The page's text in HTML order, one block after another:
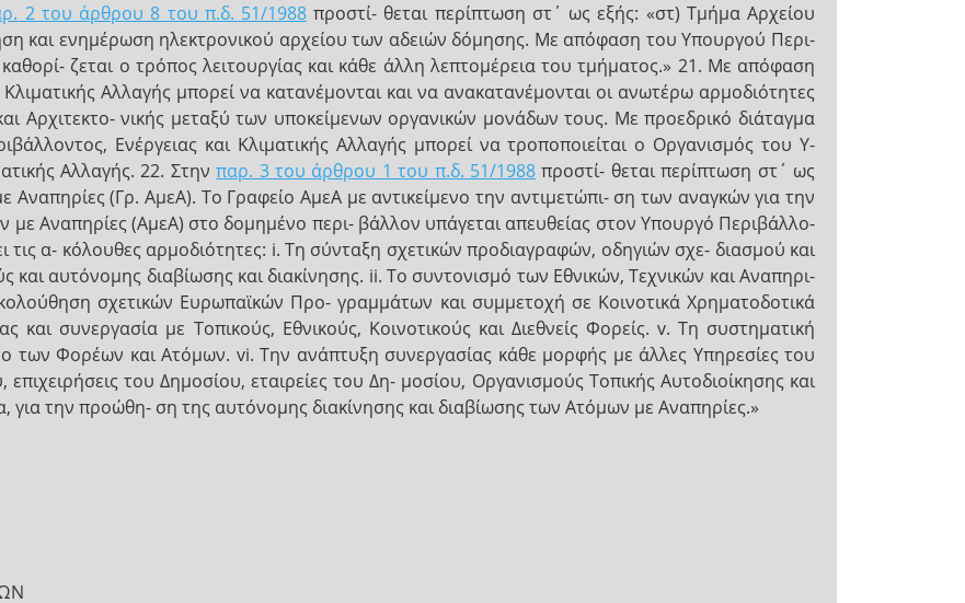
2 του άρθρου 8 του π.δ. 51/1988προστί- θεται περίπτωση στ΄ ως εξής: «στ) Τμήμα Αρχείου
και ενημέρωση ηλεκτρονικού αρχείου των αδειών δόμησης. Με απόφαση του Υπουργού Περι-
ζεται ο τρόπος λειτουργίας και κάθε άλλη λεπτομέρεια του τμήματος.» 21. Με απόφαση
Αλλαγής μπορεί να κατανέμονται και να ανακατανέμονται οι ανωτέρω αρμοδιότητες
Αρχιτεκτο- νικής μεταξύ των υποκείμενων οργανικών μονάδων τους. Με προεδρικό διάταγμα
Ενέργειας και Κλιματικής Αλλαγής μπορεί να τροποποιείται ο Οργανισμός του Υ-
Αλλαγής. 22. Στηνπαρ. 3 του άρθρου 1 του π.δ. 51/1988 προστί- θεται περίπτωση στ΄ ως
(Γρ. ΑμεΑ). Το Γραφείο ΑμεΑ με αντικείμενο την αντιμετώπι- ση των αναγκών για την
με Αναπηρίες (ΑμεΑ) στο δομημένο περι- βάλλον υπάγεται απευθείας στον Υπουργό Περιβάλλο-
τις α- κόλουθες αρμοδιότητες: i. Τη σύνταξη σχετικών προδιαγραφών, οδηγιών σχε- διασμού και
αυτόνομης διαβίωσης και διακίνησης. ii. Το συντονισμό των Εθνικών, Τεχνικών και Αναπηρι-
σχετικών Ευρωπαϊκών Προ- γραμμάτων και συμμετοχή σε Κοινοτικά Χρηματοδοτικά
συνεργασία με Τοπικούς, Εθνικούς, Κοινοτικούς και Διεθνείς Φορείς. v. Τη συστηματική
των Φορέων και Ατόμων. vi. Την ανάπτυξη συνεργασίας κάθε μορφής με άλλες Υπηρεσίες του
του Δημοσίου, εταιρείες του Δη- μοσίου, Οργανισμούς Τοπικής Αυτοδιοίκησης και
για την προώθη- ση της αυτόνομης διακίνησης και διαβίωσης των Ατόμων με Αναπηρίες.»